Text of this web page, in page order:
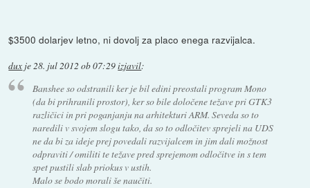
$3500 dolarjev letno, ni dovolj za placo enega razvijalca.
dux je 28. jul 2012 ob 07:29izjavil:
Banshee so odstranili ker je bil edini preostali program Mono
(da bi prihranili prostor), ker so bile določene težave pri GTK3
različici in pri poganjanju na arhitekturi ARM. Seveda so to
naredili v svojem slogu tako, da so to odločitev sprejeli na UDS
ne da bi za ideje prej povedali razvijalcem in jim dali možnost
odpraviti / omiliti te težave pred sprejemom odločitve in s tem
spet pustili slab priokus v ustih.
Malo se bodo morali še naučiti.